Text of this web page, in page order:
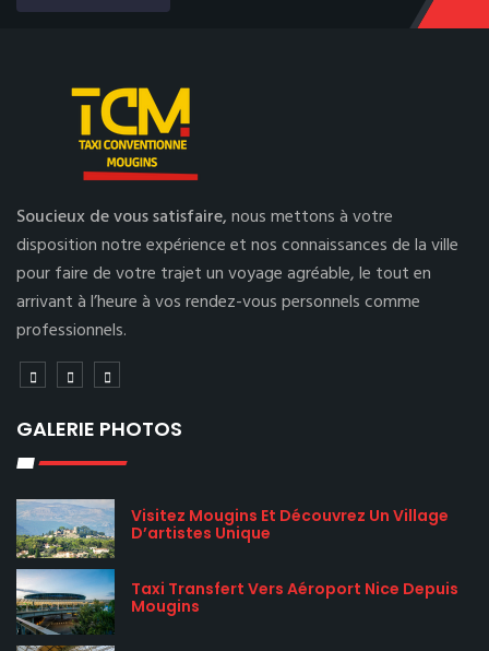
Soucieux de vous satisfaire,nous mettons à votre
disposition notre expérience et nos connaissances de la ville
pour faire de votre trajet un voyage agréable, le tout en
arrivant à l’heure à vos rendez-vous personnels comme
professionnels.
GALERIE PHOTOS
Visitez Mougins Et Découvrez Un Village
D’artistes Unique
Taxi Transfert Vers Aéroport Nice Depuis
Mougins